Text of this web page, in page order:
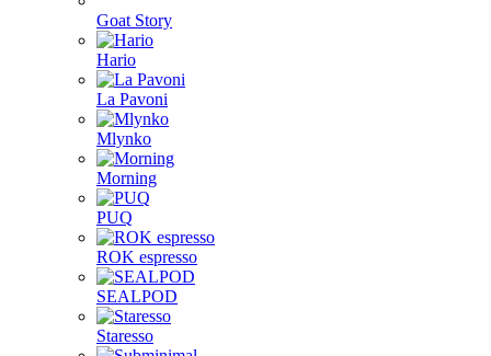
Goat Story
Hario
La Pavoni
Mlynko
Morning
PUQ
ROK espresso
SEALPOD
Staresso